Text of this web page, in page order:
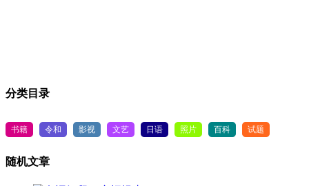
分类目录
书籍 令和 影视 文艺 日语 照片 百科 试题
随机文章